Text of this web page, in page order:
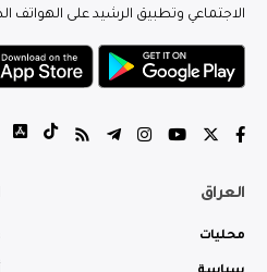
الاجتماعي وتطبيق الرشيد على الهواتف
العراق
محليات